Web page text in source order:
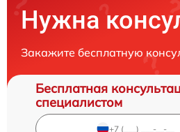
Нужна
Закажите бесплатную
Бесплатная
специалистом